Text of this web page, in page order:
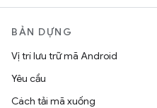
BẢN DỰNG
Vị trí lưu trữ mã Android
Yêu cầu
Cách tải mã xuống